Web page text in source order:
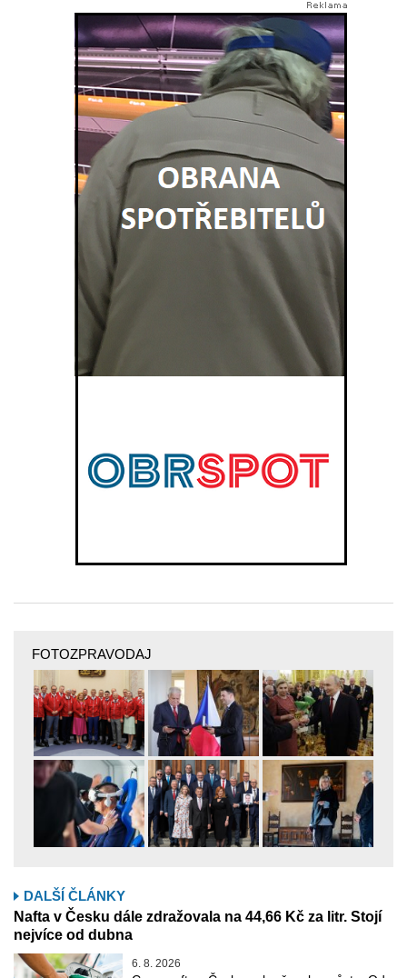
FOTOZPRAVODAJ
DALŠÍ ČLÁNKY
Nafta v Česku dále zdražovala na 44,66 Kč za litr. Stojí
nejvíce od dubna
6. 8. 2026